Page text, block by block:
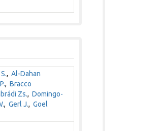
, Al-Dahan
, Bracco
Zs., Domingo-
, Gerl J., Goel